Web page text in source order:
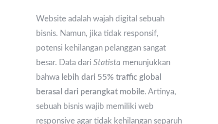
Website adalah wajah digital sebuah
bisnis. Namun, jika tidak responsif,
potensi kehilangan pelanggan sangat
besar. Data dari Statista menunjukkan
bahwa lebih dari 55% traffic global
berasal dari perangkat mobile. Artinya,
sebuah bisnis wajib memiliki web
responsive agar tidak kehilangan separuh